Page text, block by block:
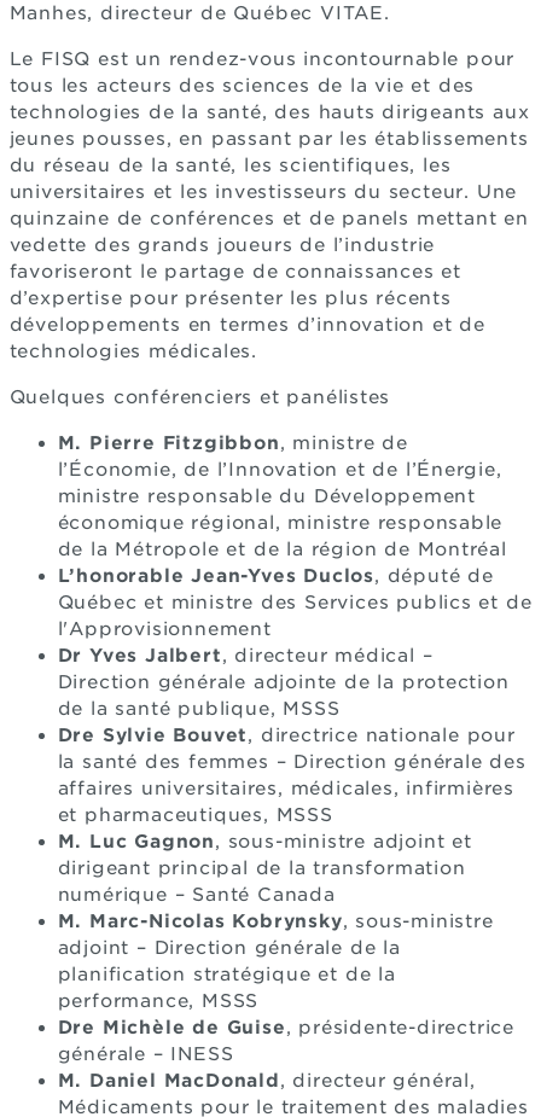
Manhes, directeur de Québec VITAE.
Le FISQ est un rendez-vous incontournable pour
tous les acteurs des sciences de la vie et des
technologies de la santé, des hauts dirigeants aux
jeunes pousses, en passant par les établissements
du réseau de la santé, les scientifiques, les
universitaires et les investisseurs du secteur. Une
quinzaine de conférences et de panels mettant en
vedette des grands joueurs de l’industrie
favoriseront le partage de connaissances et
d’expertise pour présenter les plus récents
développements en termes d’innovation et de
technologies médicales.
Quelques conférenciers et panélistes
M. Pierre Fitzgibbon, ministre de
l’Économie, de l’Innovation et de l’Énergie,
ministre responsable du Développement
économique régional, ministre responsable
de la Métropole et de la région de Montréal
L’honorable Jean-Yves Duclos, député de
Québec et ministre des Services publics et de
l'Approvisionnement
Dr Yves Jalbert, directeur médical –
Direction générale adjointe de la protection
de la santé publique, MSSS
Dre Sylvie Bouvet, directrice nationale pour
la santé des femmes – Direction générale des
affaires universitaires, médicales, infirmières
et pharmaceutiques, MSSS
M. Luc Gagnon, sous-ministre adjoint et
dirigeant principal de la transformation
numérique – Santé Canada
M. Marc-Nicolas Kobrynsky, sous-ministre
adjoint – Direction générale de la
planification stratégique et de la
performance, MSSS
Dre Michèle de Guise, présidente-directrice
générale – INESS
M. Daniel MacDonald, directeur général,
Médicaments pour le traitement des maladies